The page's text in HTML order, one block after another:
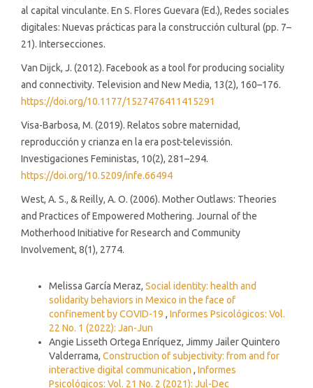
al capital vinculante. En S. Flores Guevara (Ed.), Redes sociales
digitales: Nuevas prácticas para la construcción cultural (pp. 7–
21). Intersecciones.
Van Dijck, J. (2012). Facebook as a tool for producing sociality
and connectivity. Television and New Media, 13(2), 160–176.
https://doi.org/10.1177/1527476411415291
Visa-Barbosa, M. (2019). Relatos sobre maternidad,
reproducción y crianza en la era post-televissión.
Investigaciones Feministas, 10(2), 281–294.
https://doi.org/10.5209/infe.66494
West, A. S., & Reilly, A. O. (2006). Mother Outlaws: Theories
and Practices of Empowered Mothering. Journal of the
Motherhood Initiative for Research and Community
Involvement, 8(1), 2774.
Melissa García Meraz, Social identity: health and
solidarity behaviors in Mexico in the face of
confinement by COVID-19 , Informes Psicológicos: Vol.
22 No. 1 (2022): Jan-Jun
Angie Lisseth Ortega Enríquez, Jimmy Jailer Quintero
Valderrama, Construction of subjectivity: from and for
interactive digital communication , Informes
Psicológicos: Vol. 21 No. 2 (2021): Jul-Dec